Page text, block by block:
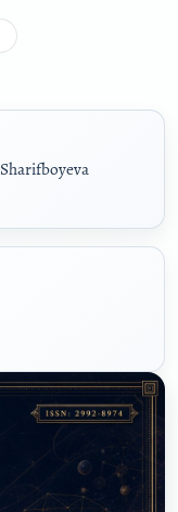
Sharifboyeva